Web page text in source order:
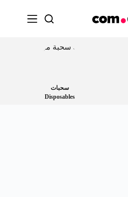
سحبات
Disposables